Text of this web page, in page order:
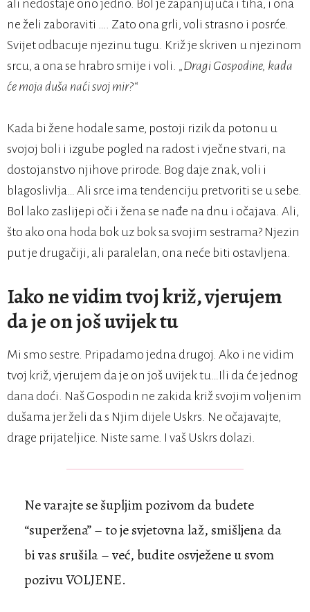
ali nedostaje ono jedno. Bol je zapanjujuća i tiha, i ona
ne želi zaboraviti …. Zato ona grli, voli strasno i posrće.
Svijet odbacuje njezinu tugu. Križ je skriven u njezinom
srcu, a ona se hrabro smije i voli. „Dragi Gospodine, kada
će moja duša naći svoj mir?“
Kada bi žene hodale same, postoji rizik da potonu u
svojoj boli i izgube pogled na radost i vječne stvari, na
dostojanstvo njihove prirode. Bog daje znak, voli i
blagoslivlja… Ali srce ima tendenciju pretvoriti se u sebe.
Bol lako zaslijepi oči i žena se nađe na dnu i očajava. Ali,
što ako ona hoda bok uz bok sa svojim sestrama? Njezin
put je drugačiji, ali paralelan, ona neće biti ostavljena.
Iako ne vidim tvoj križ, vjerujem
da je on još uvijek tu
Mi smo sestre. Pripadamo jedna drugoj. Ako i ne vidim
tvoj križ, vjerujem da je on još uvijek tu…Ili da će jednog
dana doći. Naš Gospodin ne zakida križ svojim voljenim
dušama jer želi da s Njim dijele Uskrs. Ne očajavajte,
drage prijateljice. Niste same. I vaš Uskrs dolazi.
Ne varajte se šupljim pozivom da budete
“superžena” – to je svjetovna laž, smišljena da
bi vas srušila – već, budite osvježene u svom
pozivu VOLJENE.